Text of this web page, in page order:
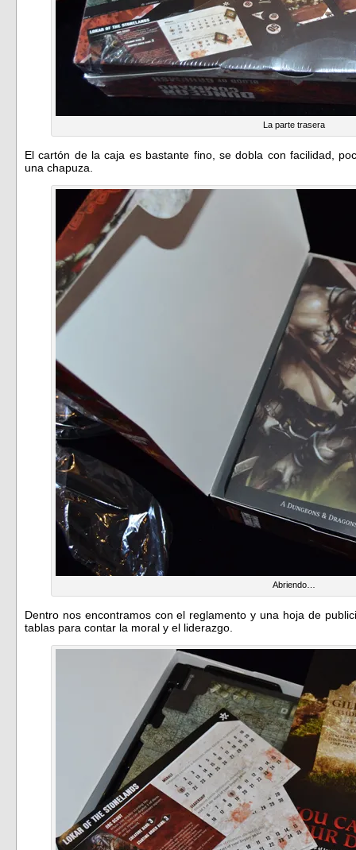
La parte trasera
El cartón de la caja es bastante fino, se dobla con facilidad,
una chapuza.
Abriendo…
Dentro nos encontramos con el reglamento y una hoja de
tablas para contar la moral y el liderazgo.